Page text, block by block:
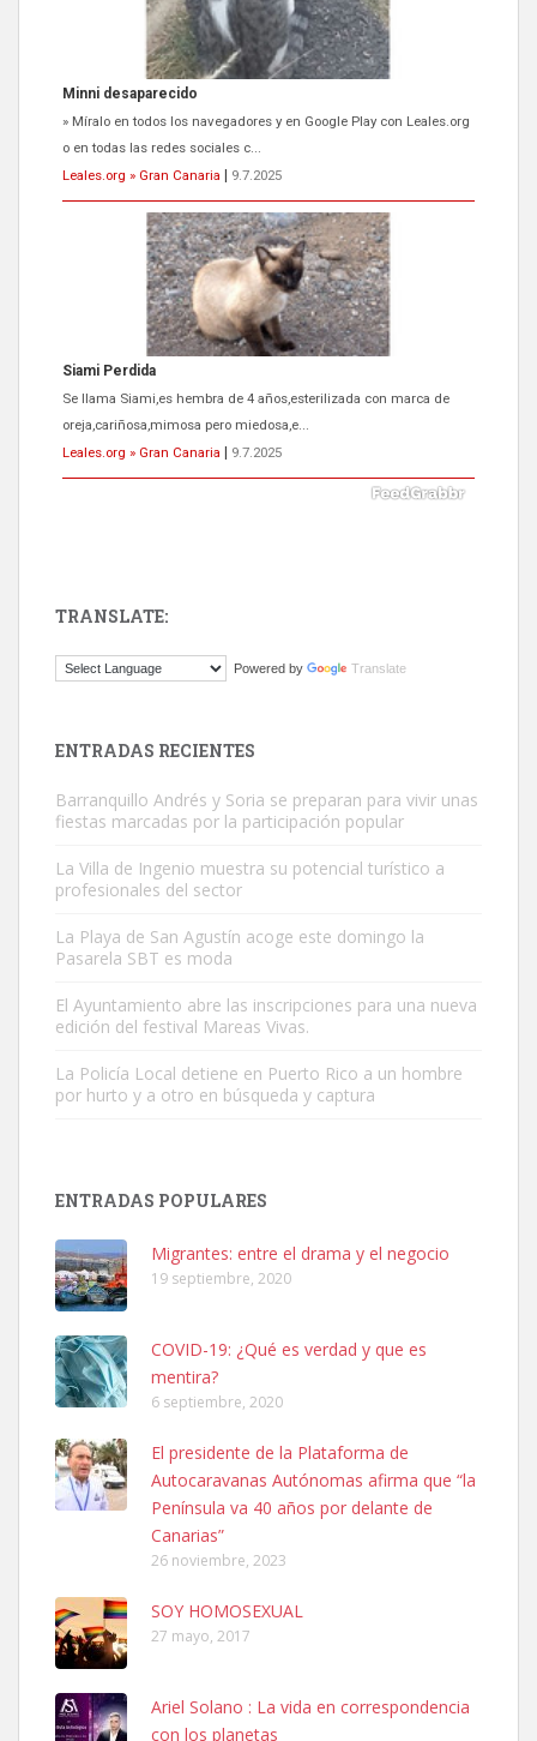
Minni desaparecido
» Míralo en todos los navegadores y en Google Play con Leales.org
o en todas las redes sociales c...
Leales.org » Gran Canaria
9.7.2025
Siami Perdida
Se llama Siami,es hembra de 4 años,esterilizada con marca de
oreja,cariñosa,mimosa pero miedosa,e...
Leales.org » Gran Canaria
9.7.2025
El ayuntamiento se va a llevar a Los Gatos callejeros de la zona los
Este gato macho ha aparecido en la calle hace menos de un mes,
Leales.org » Gran Canaria
9.7.2025
Adopción urgente
hembra, 4 años. Por motivos personales ...
Leales.org » Gran Canaria | 6.7.2025
SHIBA PERDIDO AVDA JOSE MESA Y LOPEZ
PERRO MACHO RAZA SHIBA CON MICROCHIP PERDIDO HOY
06/07/2025 ZONA MESA Y LOPEZ. ES MUY ASUSTADIZO
Leales.org » Gran Canaria | 6.7.2025
TRANSLATE:
Powered by Translate
ENTRADAS RECIENTES
Barranquillo Andrés y Soria se preparan para vivir unas
fiestas marcadas por la participación popular
La Villa de Ingenio muestra su potencial turístico a
profesionales del sector
La Playa de San Agustín acoge este domingo la
Pasarela SBT es moda
El Ayuntamiento abre las inscripciones para una nueva
edición del festival Mareas Vivas.
La Policía Local detiene en Puerto Rico a un hombre
por hurto y a otro en búsqueda y captura
ENTRADAS POPULARES
Migrantes: entre el drama y el negocio
19 septiembre, 2020
COVID-19: ¿Qué es verdad y que es
mentira?
6 septiembre, 2020
El presidente de la Plataforma de
Autocaravanas Autónomas afirma que “la
Península va 40 años por delante de
Canarias”
26 noviembre, 2023
SOY HOMOSEXUAL
27 mayo, 2017
Ariel Solano : La vida en correspondencia
con los planetas